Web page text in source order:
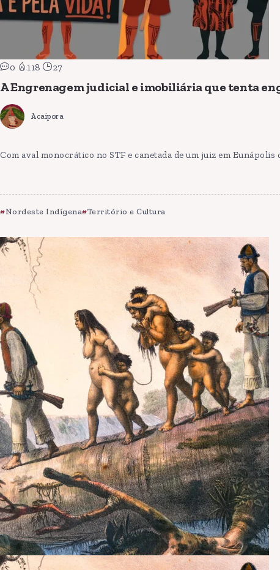
0 118 27
A Engrenagem judicial e imobiliária que tenta
Acaipora
Com aval monocrático no STF e canetada de um juiz em Eunápolis
Nordeste Indígena Território e Cultura